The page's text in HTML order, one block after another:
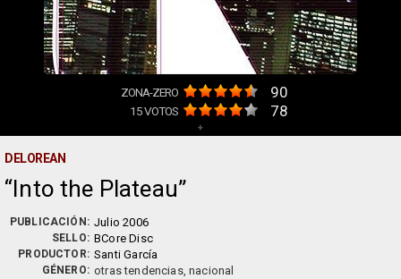
ZONA-ZERO 90
15VOTOS 78
+
DELOREAN
Into the Plateau
PUBLICACIÓN: Julio 2006
SELLO: BCore Disc
PRODUCTOR: Santi García
GÉNERO: otras tendencias, nacional